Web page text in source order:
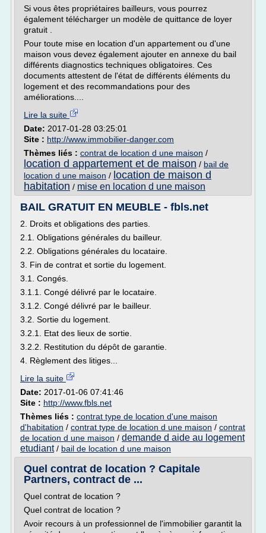
Si vous êtes propriétaires bailleurs, vous pourrez
également télécharger un modèle de quittance de loyer
gratuit .
Pour toute mise en location d'un appartement ou d'une
maison vous devez également ajouter en annexe du bail
différents diagnostics techniques obligatoires. Ces
documents attestent de l'état de différents éléments du
logement et des recommandations pour des
améliorations....
Lire la suite
Date: 2017-01-28 03:25:01
Site : http://www.immobilier-danger.com
Thèmes liés : contrat de location d une maison /
location d appartement et de maison / bail de
location d une maison / location de maison d
habitation / mise en location d une maison
BAIL GRATUIT EN MEUBLE - fbls.net
2. Droits et obligations des parties.
2.1. Obligations générales du bailleur.
2.2. Obligations générales du locataire.
3. Fin de contrat et sortie du logement.
3.1. Congés.
3.1.1. Congé délivré par le locataire.
3.1.2. Congé délivré par le bailleur.
3.2. Sortie du logement.
3.2.1. Etat des lieux de sortie.
3.2.2. Restitution du dépôt de garantie.
4. Règlement des litiges...
Lire la suite
Date: 2017-01-06 07:41:46
Site : http://www.fbls.net
Thèmes liés : contrat type de location d'une maison
d'habitation / contrat type de location d une maison / contrat
de location d une maison / demande d aide au logement
etudiant/ bail de location d une maison
Quel contrat de location ? Capitale
Partners, contract de ...
Quel contrat de location ?
Quel contrat de location ?
Avoir recours à un professionnel de l'immobilier garantit la